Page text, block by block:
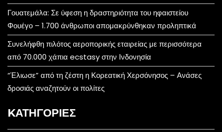
Γουατεμάλα: Σε ύφεση η δραστηριότητα του ηφαιστείου
Φουέγο – 1.700 άνθρωποι απομακρύνθηκαν προληπτικά
Συνελήφθη πιλότος αεροπορικής εταιρείας με περισσότερα
από 70.000 χάπια ecstasy στην Ινδονησία
“Έλιωσε” από τη ζέστη η Κορεατική Χερσόνησος – Ανάσες
δροσιάς αναζητούν οι πολίτες
KΑΤΗΓΟΡΊΕΣ